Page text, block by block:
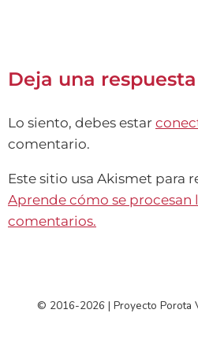
Deja una respuesta
Lo siento, debes estar
comentario.
Este sitio usa Akismet para
Aprende cómo se procesan
comentarios.
© 2016-2026 | Proyecto Porota